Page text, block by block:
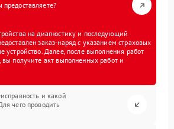
на диагностику и последующий
заказ-наряд с указанием страховых
устройство. Далее, после выполнения работ
вы получите акт выполненных работ и
и какой
чего проводить